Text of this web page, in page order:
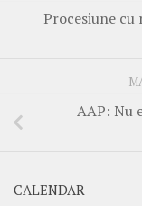
Procesiune cu
AAP: Nu
CALENDAR